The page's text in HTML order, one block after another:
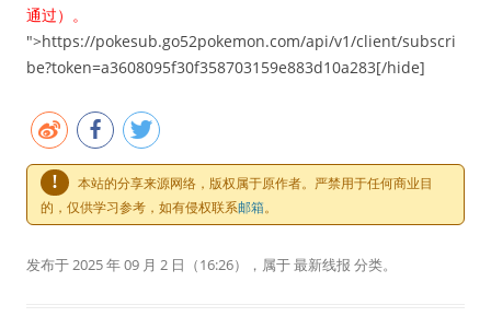
通过）。
">https://pokesub.go52pokemon.com/api/v1/client/subscri
be?token=a3608095f30f358703159e883d10a283[/hide]
!
本站的分享来源网络，版权属于原作者。严禁用于任何商业目
的，仅供学习参考，如有侵权联系邮箱。
发布于2025 年 09 月 2 日 （16:26），属于最新线报 分类。